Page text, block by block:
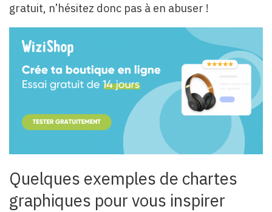
gratuit, n’hésitez donc pas à en abuser !
Quelques exemples de chartes
graphiques pour vous inspirer